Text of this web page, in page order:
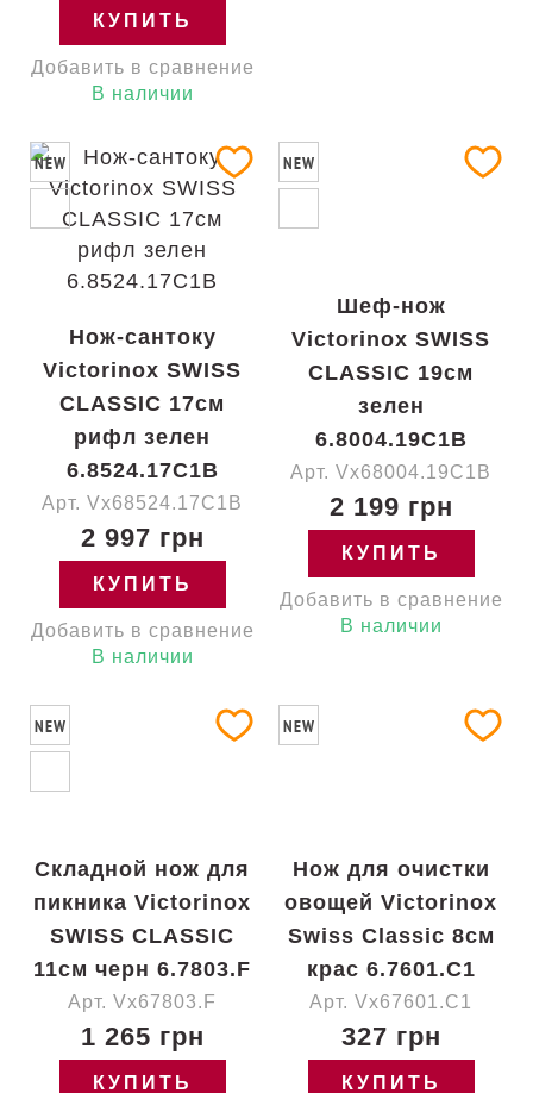
КУПИТЬ
Добавить в сравнение
В наличии
NEW
Нож-сантоку
Victorinox SWISS
CLASSIC 17см
рифл зелен
6.8524.17C1B
Арт. Vx68524.17C1B
2 997 грн
КУПИТЬ
Добавить в сравнение
В наличии
NEW
Шеф-нож
Victorinox SWISS
CLASSIC 19см
зелен
6.8004.19C1B
Арт. Vx68004.19C1B
2 199 грн
КУПИТЬ
Добавить в сравнение
В наличии
NEW
Складной нож для
пикника Victorinox
SWISS CLASSIC
11см черн 6.7803.F
Арт. Vx67803.F
1 265 грн
КУПИТЬ
NEW
Нож для очистки
овощей Victorinox
Swiss Classic 8см
крас 6.7601.C1
Арт. Vx67601.C1
327 грн
КУПИТЬ